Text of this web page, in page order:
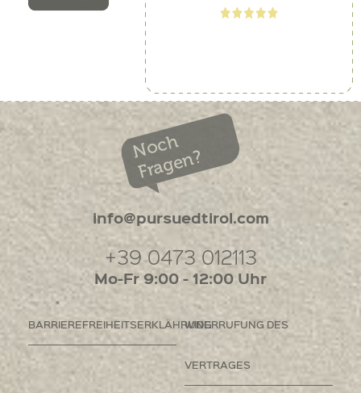
Noch
Fragen?
info@pursuedtirol.com
+39 0473 012113
Mo-Fr 9:00 - 12:00 Uhr
BARRIEREFREIHEITSERKLÄHRUNGWIDERRUFUNG DES
VERTRAGES